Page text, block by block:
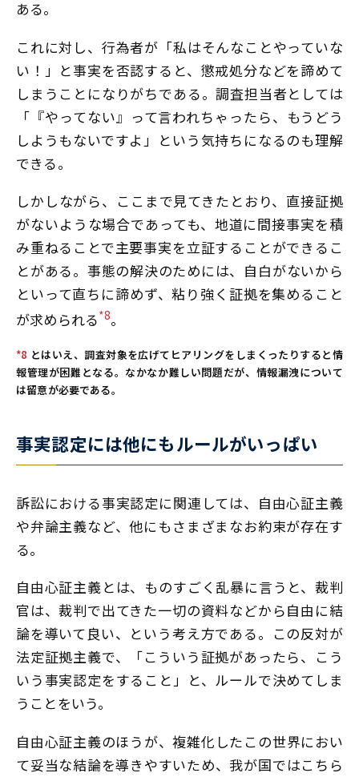
ある。
これに対し、行為者が「私はそんなことやっていな
い！」と事実を否認すると、懲戒処分などを諦めて
しまうことになりがちである。調査担当者としては
「『やってない』って言われちゃったら、もうどう
しようもないですよ」という気持ちになるのも理解
できる。
しかしながら、ここまで見てきたとおり、直接証拠
がないような場合であっても、地道に間接事実を積
み重ねることで主要事実を立証することができるこ
とがある。事態の解決のためには、自白がないから
といって直ちに諦めず、粘り強く証拠を集めること
が求められる*8。
*8 とはいえ、調査対象を広げてヒアリングをしまくったりすると情
報管理が困難となる。なかなか難しい問題だが、情報漏洩について
は留意が必要である。
事実認定には他にもルールがいっぱい
訴訟における事実認定に関連しては、自由心証主義
や弁論主義など、他にもさまざまなお約束が存在す
る。
自由心証主義とは、ものすごく乱暴に言うと、裁判
官は、裁判で出てきた一切の資料などから自由に結
論を導いて良い、という考え方である。この反対が
法定証拠主義で、「こういう証拠があったら、こう
いう事実認定をすること」と、ルールで決めてしま
うことをいう。
自由心証主義のほうが、複雑化したこの世界におい
て妥当な結論を導きやすいため、我が国ではこちら